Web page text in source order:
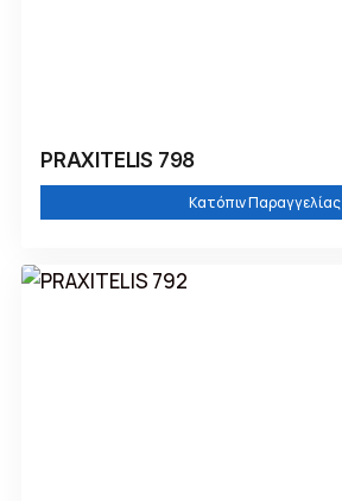
PRAXITELIS 798
Κατόπιν Παραγγελίας